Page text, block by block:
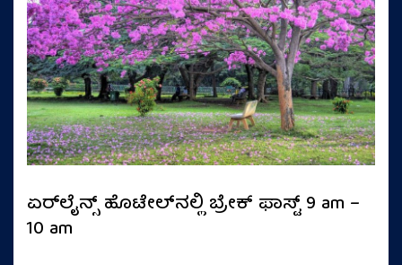
ಏರ್‌ಲೈನ್ಸ್‌ ಹೊಟೇಲ್‌ನಲ್ಲಿ ಬ್ರೇಕ್ ಫಾಸ್ಟ್‌ 9 am –
10 am